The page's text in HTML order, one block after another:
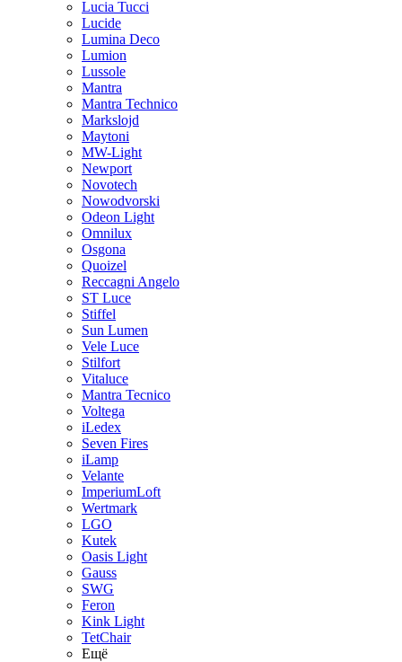
Lucia Tucci
Lucide
Lumina Deco
Lumion
Lussole
Mantra
Mantra Technico
Markslojd
Maytoni
MW-Light
Newport
Novotech
Nowodvorski
Odeon Light
Omnilux
Osgona
Quoizel
Reccagni Angelo
ST Luce
Stiffel
Sun Lumen
Vele Luce
Stilfort
Vitaluce
Mantra Tecnico
Voltega
iLedex
Seven Fires
iLamp
Velante
ImperiumLoft
Wertmark
LGO
Kutek
Oasis Light
Gauss
SWG
Feron
Kink Light
TetСhair
Ещё